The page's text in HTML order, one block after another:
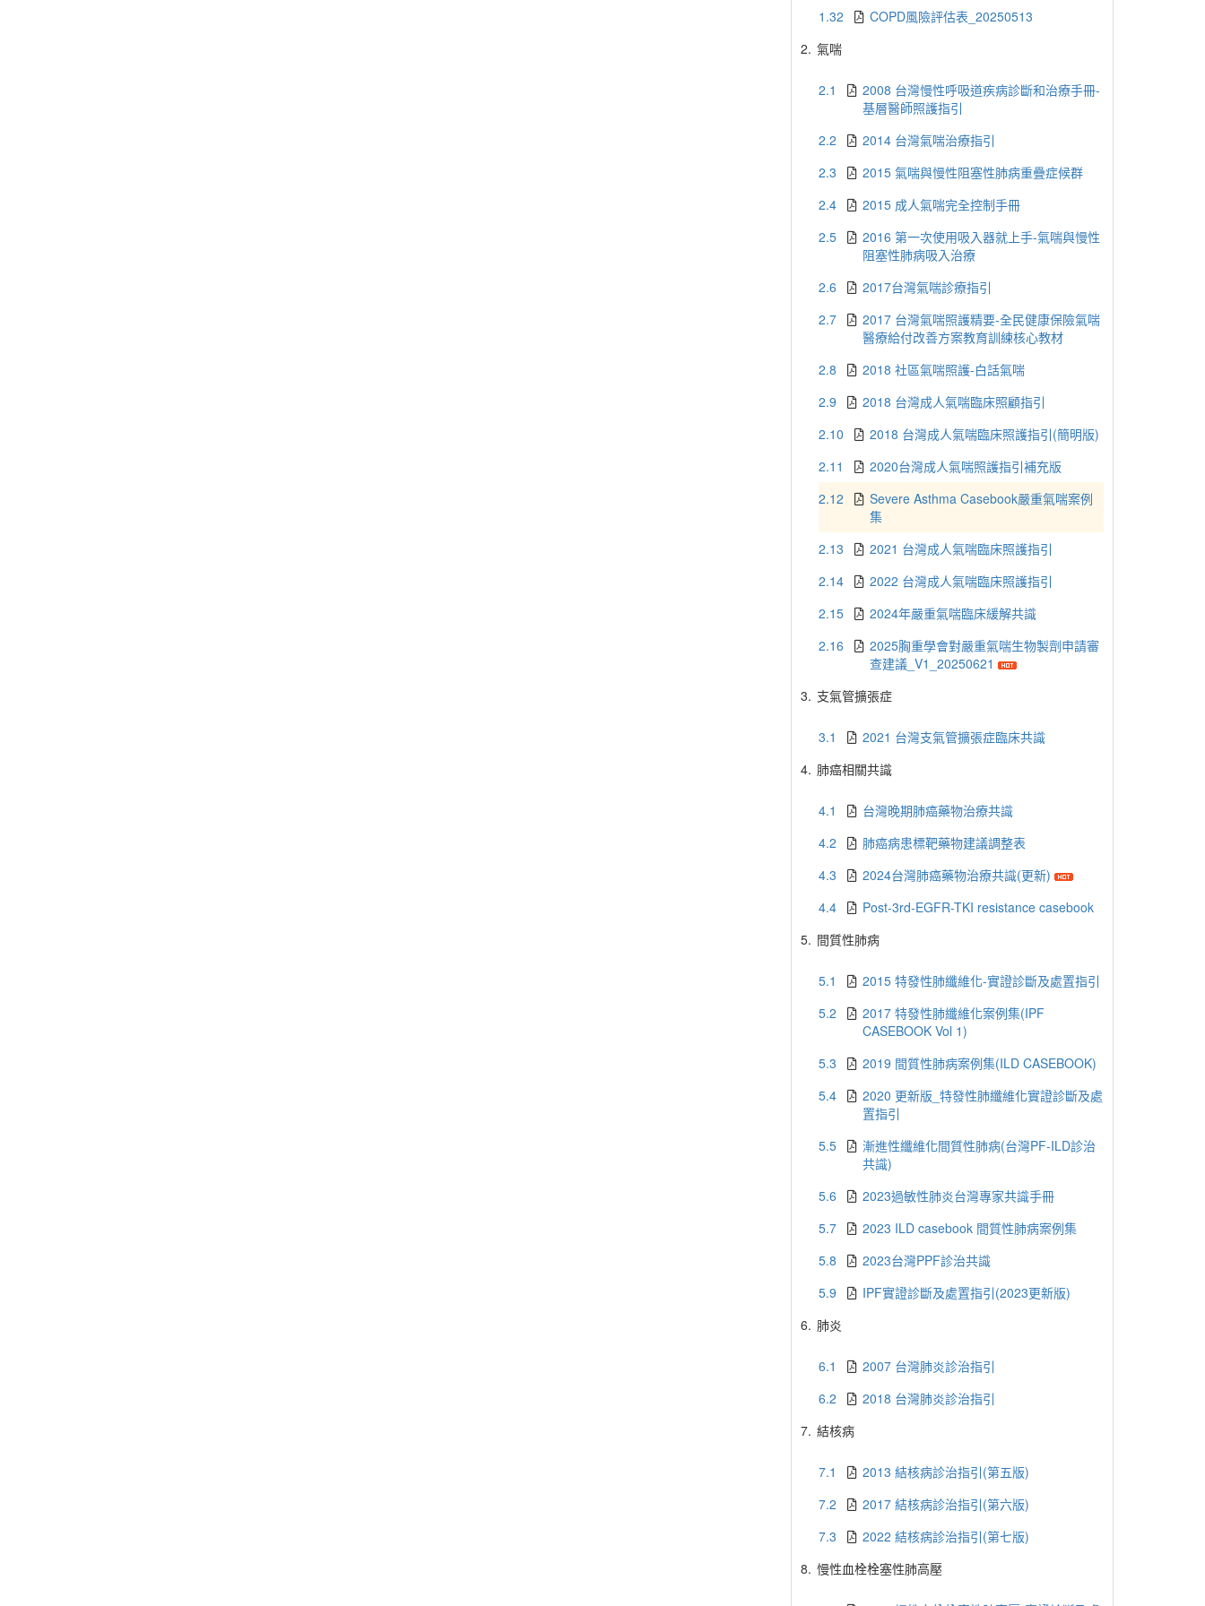
1.32
COPD風險評估表_20250513
2. 氣喘
2.1
2008 台灣慢性呼吸道疾病診斷和治療手冊-
基層醫師照護指引
2.2
2014 台灣氣喘治療指引
2.3
2015 氣喘與慢性阻塞性肺病重疊症候群
2.4
2015 成人氣喘完全控制手冊
2.5
2016 第一次使用吸入器就上手-氣喘與慢性
阻塞性肺病吸入治療
2.6
2017台灣氣喘診療指引
2.7
2017 台灣氣喘照護精要-全民健康保險氣喘
醫療給付改善方案教育訓練核心教材
2.8
2018 社區氣喘照護-白話氣喘
2.9
2018 台灣成人氣喘臨床照顧指引
2.10
2018 台灣成人氣喘臨床照護指引(簡明版)
2.11
2020台灣成人氣喘照護指引補充版
2.12
Severe Asthma Casebook嚴重氣喘案例
集
2.13
2021 台灣成人氣喘臨床照護指引
2.14
2022 台灣成人氣喘臨床照護指引
2.15
2024年嚴重氣喘臨床緩解共識
2.16
2025胸重學會對嚴重氣喘生物製劑申請審
查建議_V1_20250621
3. 支氣管擴張症
3.1
2021 台灣支氣管擴張症臨床共識
4. 肺癌相關共識
4.1
台灣晚期肺癌藥物治療共識
4.2
肺癌病患標靶藥物建議調整表
4.3
2024台灣肺癌藥物治療共識(更新)
4.4
Post-3rd-EGFR-TKI resistance casebook
5. 間質性肺病
5.1
2015 特發性肺纖維化-實證診斷及處置指引
5.2
2017 特發性肺纖維化案例集(IPF
CASEBOOK Vol 1)
5.3
2019 間質性肺病案例集(ILD CASEBOOK)
5.4
2020 更新版_特發性肺纖維化實證診斷及處
置指引
5.5
漸進性纖維化間質性肺病(台灣PF-ILD診治
共識)
5.6
2023過敏性肺炎台灣專家共識手冊
5.7
2023 ILD casebook 間質性肺病案例集
5.8
2023台灣PPF診治共識
5.9
IPF實證診斷及處置指引(2023更新版)
6. 肺炎
6.1
2007 台灣肺炎診治指引
6.2
2018 台灣肺炎診治指引
7. 結核病
7.1
2013 結核病診治指引(第五版)
7.2
2017 結核病診治指引(第六版)
7.3
2022 結核病診治指引(第七版)
8. 慢性血栓栓塞性肺高壓